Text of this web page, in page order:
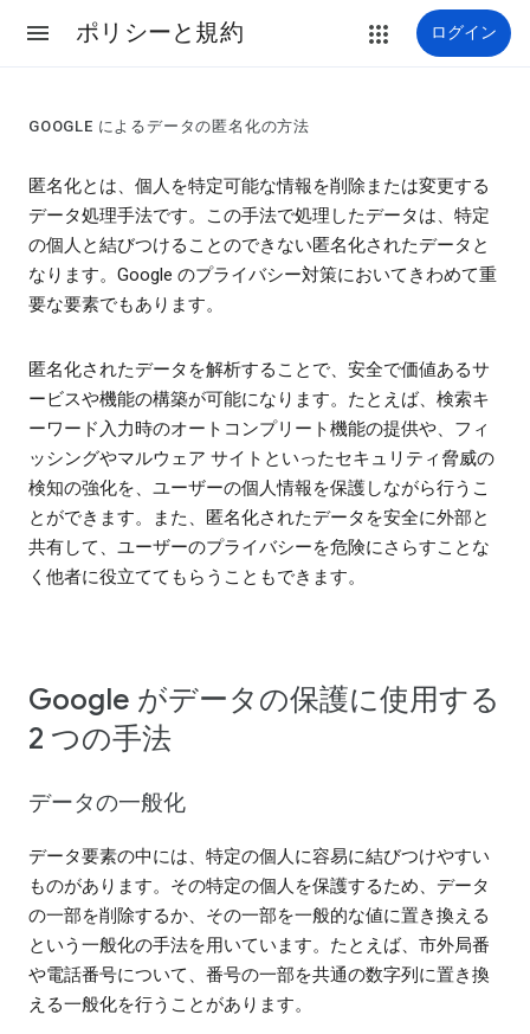
ポリシーと規約 ログイン
GOOGLE によるデータの匿名化の方法
匿名化とは、個人を特定可能な情報を削除または変更する
データ処理手法です。この手法で処理したデータは、特定
の個人と結びつけることのできない匿名化されたデータと
なります。Google のプライバシー対策においてきわめて重
要な要素でもあります。
匿名化されたデータを解析することで、安全で価値あるサ
ービスや機能の構築が可能になります。たとえば、検索キ
ーワード入力時のオートコンプリート機能の提供や、フィ
ッシングやマルウェア サイトといったセキュリティ脅威の
検知の強化を、ユーザーの個人情報を保護しながら行うこ
とができます。また、匿名化されたデータを安全に外部と
共有して、ユーザーのプライバシーを危険にさらすことな
く他者に役立ててもらうこともできます。
Google がデータの保護に使用する
2 つの手法
データの一般化
データ要素の中には、特定の個人に容易に結びつけやすい
ものがあります。その特定の個人を保護するため、データ
の一部を削除するか、その一部を一般的な値に置き換える
という一般化の手法を用いています。たとえば、市外局番
や電話番号について、番号の一部を共通の数字列に置き換
える一般化を行うことがあります。